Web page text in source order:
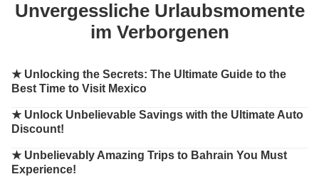
Unvergessliche Urlaubsmomente
im Verborgenen
★ Unlocking the Secrets: The Ultimate Guide to the
Best Time to Visit Mexico
★ Unlock Unbelievable Savings with the Ultimate Auto
Discount!
★ Unbelievably Amazing Trips to Bahrain You Must
Experience!